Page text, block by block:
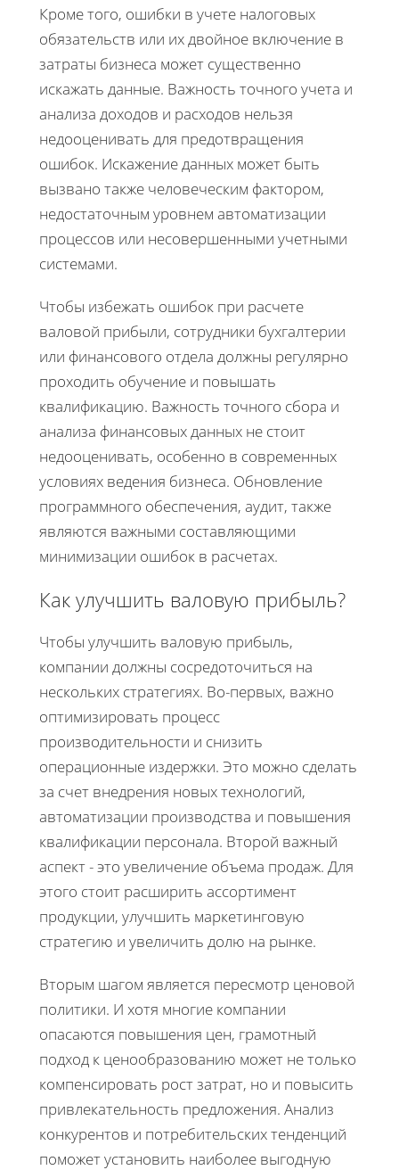
Кроме того, ошибки в учете налоговых
обязательств или их двойное включение в
затраты бизнеса может существенно
искажать данные. Важность точного учета и
анализа доходов и расходов нельзя
недооценивать для предотвращения
ошибок. Искажение данных может быть
вызвано также человеческим фактором,
недостаточным уровнем автоматизации
процессов или несовершенными учетными
системами.
Чтобы избежать ошибок при расчете
валовой прибыли, сотрудники бухгалтерии
или финансового отдела должны регулярно
проходить обучение и повышать
квалификацию. Важность точного сбора и
анализа финансовых данных не стоит
недооценивать, особенно в современных
условиях ведения бизнеса. Обновление
программного обеспечения, аудит, также
являются важными составляющими
минимизации ошибок в расчетах.
Как улучшить валовую прибыль?
Чтобы улучшить валовую прибыль,
компании должны сосредоточиться на
нескольких стратегиях. Во-первых, важно
оптимизировать процесс
производительности и снизить
операционные издержки. Это можно сделать
за счет внедрения новых технологий,
автоматизации производства и повышения
квалификации персонала. Второй важный
аспект - это увеличение объема продаж. Для
этого стоит расширить ассортимент
продукции, улучшить маркетинговую
стратегию и увеличить долю на рынке.
Вторым шагом является пересмотр ценовой
политики. И хотя многие компании
опасаются повышения цен, грамотный
подход к ценообразованию может не только
компенсировать рост затрат, но и повысить
привлекательность предложения. Анализ
конкурентов и потребительских тенденций
поможет установить наиболее выгодную